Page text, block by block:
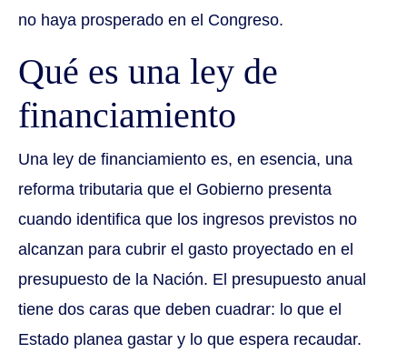
no haya prosperado en el Congreso.
Qué es una ley de
financiamiento
Una ley de financiamiento es, en esencia, una
reforma tributaria que el Gobierno presenta
cuando identifica que los ingresos previstos no
alcanzan para cubrir el gasto proyectado en el
presupuesto de la Nación. El presupuesto anual
tiene dos caras que deben cuadrar: lo que el
Estado planea gastar y lo que espera recaudar.